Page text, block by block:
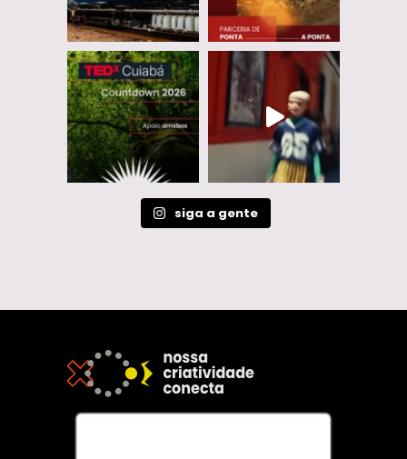
siga a gente